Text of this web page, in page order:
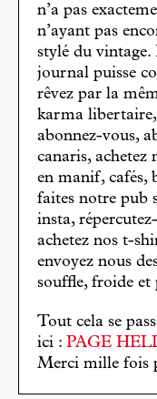
n’a pas
n’ayant pas
stylé du vintage.
journal puisse
rêvez par la
karma libertaire,
abonnez-vous,
canaris, achetez
en manif, cafés,
faites notre pub
insta,
achetez nos t-
envoyez nous
souffle, froide et
Tout cela se
ici : PAGE
Merci mille fois